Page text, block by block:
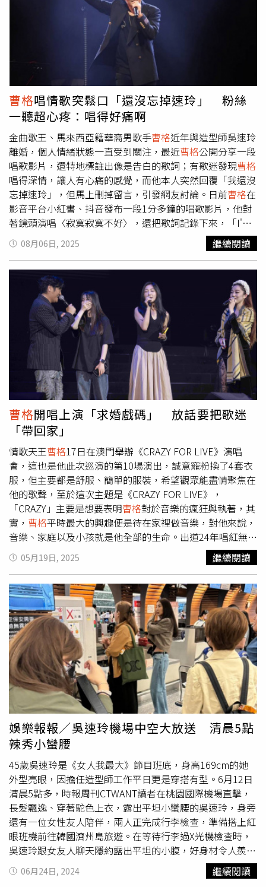
女陳琳組團出道。（圖／趙文彬攝）記者會上凃惠源小22歲
的嫩妻呂婕菲也一同出席，而最受矚目的「HYT Young
Stars」由學苑TOP Class學員組成，他們融合K-POP活力與
歐美唱跳風格，展現全開麥訓練成果，陳致遠與秀琴的19歲
愛女陳琳也在其中，凃惠源大讚陳琳是個很認真的學生，希
望能夠幫助她找到屬於自己的舞台。
曹格唱情歌突鬆口「還沒忘掉速玲」 粉絲
一聽超心疼：唱得好痛啊
金曲歌王、馬來西亞籍華裔男歌手曹格近年與造型師吳速玲
離婚，個人情緒狀態一直受到關注，最近曹格公開分享一段
唱歌影片，還特地標註出像是告白的歌詞；有歌迷發現曹格
唱得深情，讓人有心痛的感覺，而他本人突然回覆「我還沒
忘掉速玲」，但馬上刪掉留言，引發網友討論。日前曹格在
影音平台小紅書、抖音發布一段1分多鐘的唱歌影片，他對
著鏡頭演唱〈寂寞寂寞不好〉，還把歌詞記錄下來，「I'm
sorry我不是壞男孩，I'm sorry我不會哄女孩，I'm sorry我
沒有跑車和豪宅，I'm sorry你曾經受傷害，I'm sorry你在
等對的愛，I'm sorry來不及把你藏起來，拼了命的刷存在都
是為了愛，期待某天可以曬恩愛」。
近日在小紅書和抖
音上傳唱歌影片，還在留言區提到還沒忘掉前妻吳速玲，但
事後已刪除留言。（圖／翻攝自微博）影片曝光後，許多歌
迷聽完他深情的演唱，紛紛表示，「好聽，可是怎麼感覺心
好痛」、「唱得好痛啊舅公」、「這歌聲搭配歌詞，就是個
傻男人啊」。而 曹格
本人還現身留言區回應，「其實我還沒
忘掉速玲」、「我其實還在痛」，立刻掀起網友熱議，但他
隨後迅速刪除有關前妻的留言，使外界對兩人感情關係只能
霧裡看花。曹格
與前妻吳速玲在2022年11月26日正式宣布
離婚，結束14年婚姻關係。（圖／翻攝自曹格Instagram）
不過，這其實並非第一次曹格公開提到前妻吳速玲，他在
2023年9月的演唱會上，演唱歌曲〈掌紋〉時突然表示，
「這首我要送給特別的人，她叫吳速玲。」結果又突然改口
「騙你們的」，嚇壞在場歌迷。但曹格 在演唱會上毫不掩飾
地說，「我還是愛她的，I will always love her。」曹格與
前妻吳速玲在2022年11月26日正式宣布離婚，結束14年婚
姻關係。
08月06日, 2025 繼續閱讀
曹格開唱上演「求婚戲碼」 放話要把歌迷
「帶回家」
情歌天王曹格17日在澳門舉辦《CRAZY FOR LIVE》演唱
會，這也是他此次巡演的第10場演出，誠意寵粉換了4套衣
服，但主要都是舒服、簡單的服裝，希望觀眾能盡情聚焦在
他的歌聲，至於這次主題是《CRAZY FOR LIVE》，
「CRAZY」主要是想要表明曹格對於音樂的瘋狂與執著，其
實， 曹格平時最大的興趣便是待在家裡做音樂，對他來說，
音樂、家庭以及小孩就是他全部的生命。出道24年唱紅無數
經典歌曲， 曹格演唱會上為了呼應〈梁山伯與茱麗葉〉，特
別邀請了三位「茱麗葉」上台合唱，有趣的是，台下男歌迷
不服氣，紛紛舉手要上台搶角色，也想化身「茱麗葉」與曹
格合唱，讓曹格靈機一動，點名3位男粉絲與1位女粉絲一起
上台，現場更演繹〈兩支戀人〉MV橋段，還大玩雙人舞、
上演「求婚戲碼」，甚至開玩笑說要把歌迷「帶回家」。此
外，曹格
也為澳門歌迷準備的〈追〉、〈男人KTV〉等粵語
歌曲，以及自己最經典的創作〈背叛〉，壓軸則是送上搖滾
經典〈海闊天空〉，點燃全場最後一波高潮，他甚至動情地
提起一隻曾經在最低谷時期遇到的流浪貓，是那個小生命，
喚醒了他對生活的希望。而真正讓他堅持下去的，是一路不
離不棄的歌迷，也向全場澳門歌迷喊話，約定好下次再見。
同時，曹格也念念不忘台灣的歌迷，距離上一張在2019年
發行的專輯《曹小格 Super Junior》，如今已經相隔6年，
他也打包票承諾今年一定會有全新作品跟大家見面，關於演
出部分也在計畫當中，「今年一定會有新歌，也有一些演出
的計畫，請大家拭目以待」。曹格17日在澳門舉辦《CRAZY
FOR LIVE》演唱會。（圖／滾石提供）
05月19日, 2025 繼續閱讀
娛樂報報／吳速玲機場中空大放送 清晨5點
辣秀小蠻腰
45歲吳速玲是《女人我最大》節目班底，身高169cm的她
外型亮眼，因擔任造型師工作平日更是穿搭有型。6月12日
清晨5點多，時報周刊CTWANT讀者在桃園國際機場直擊，
長髮飄逸、穿著駝色上衣，露出平坦小蠻腰的吳速玲，身旁
還有一位女性友人陪伴，兩人正完成行李檢查，準備搭上紅
眼班機前往韓國濟州島旅遊。在等待行李過X光機檢查時，
吳速玲跟女友人聊天隱約露出平坦的小腹，好身材令人羨
慕。（圖／讀者提供）吳速玲和金曲歌王
2022年結束
14年婚姻，現把重心放在事業上的她，仍不時透過社群分享
06月24日, 2024 繼續閱讀